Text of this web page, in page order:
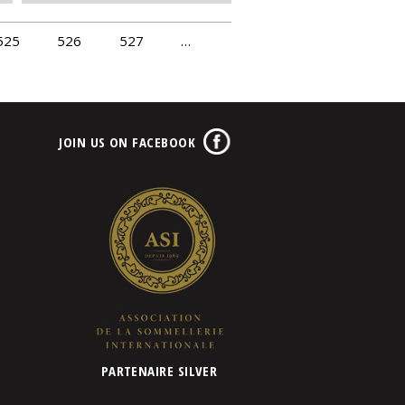
526 527
…
JOIN US ON FACEBOOK
PARTENAIRE SILVER